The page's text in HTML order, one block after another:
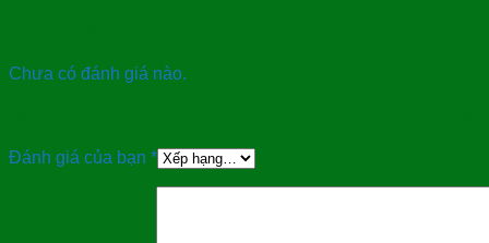
Chưa có đánh giá nào.
Đánh giá của bạn *